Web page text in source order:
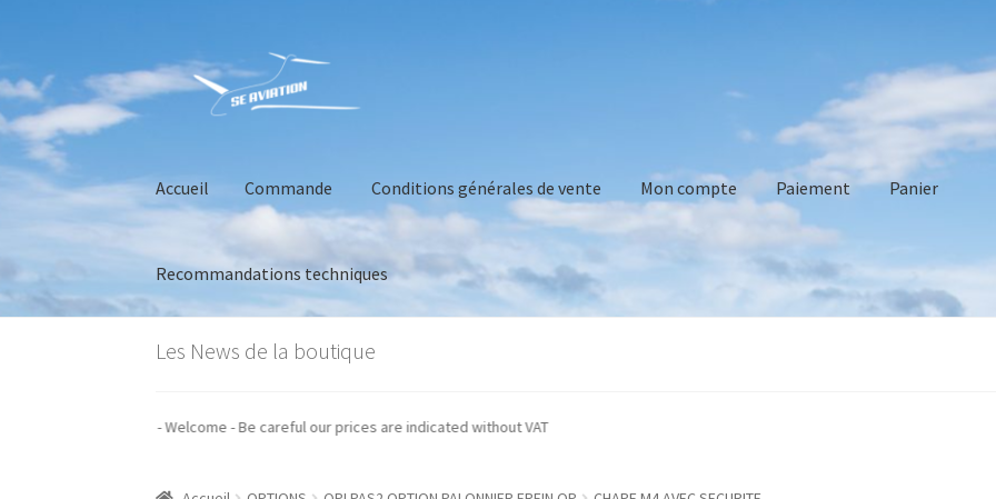
Aller
à
Aller
au
contenu
Accueil Commande Conditions générales de vente Mon compte Paiement Panier
Recommandations techniques
AccueilCommandeConditions générales de vente
Les News de la boutique
prix sont indiqués hors taxes - Welcome - Be careful our prices are indicated without VAT